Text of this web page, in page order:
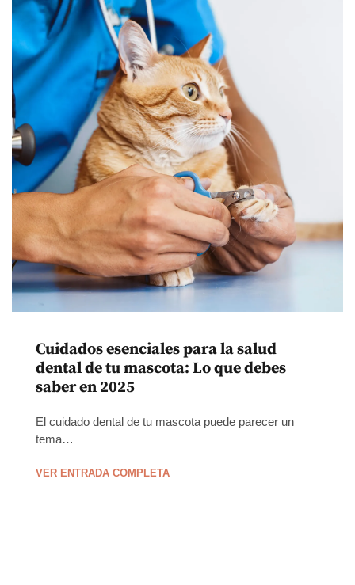
Cuidados esenciales para la salud
dental de tu mascota: Lo que debes
saber en 2025
El cuidado dental de tu mascota puede parecer un
tema…
VER ENTRADA COMPLETA